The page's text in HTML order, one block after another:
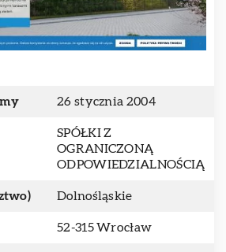
26 stycznia 2004
SPÓŁKI Z
OGRANICZONĄ
ODPOWIEDZIALNOŚCIĄ
Dolnośląskie
52-315 Wrocław